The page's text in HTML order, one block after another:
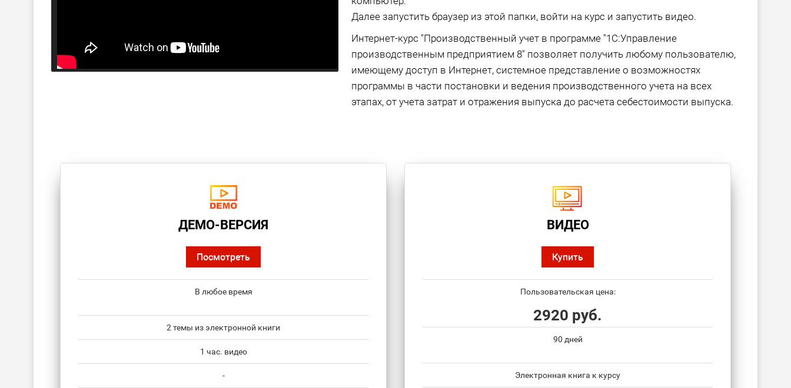
Далее запустить браузер из этой папки, войти на курс и запустить видео.
Интернет-курс "Производственный учет в программе "1С:Управление
производственным предприятием 8" позволяет получить любому пользователю,
имеющему доступ в Интернет, системное представление о возможностях
программы в части постановки и ведения производственного учета на всех
этапах, от учета затрат и отражения выпуска до расчета себестоимости выпуска.
ДЕМО-ВЕРСИЯ
Посмотреть
В любое время
2 темы из электронной книги
1 час. видео
-
ВИДЕО
Купить
Пользовательская цена:
2920 руб.
90 дней
Электронная книга к курсу